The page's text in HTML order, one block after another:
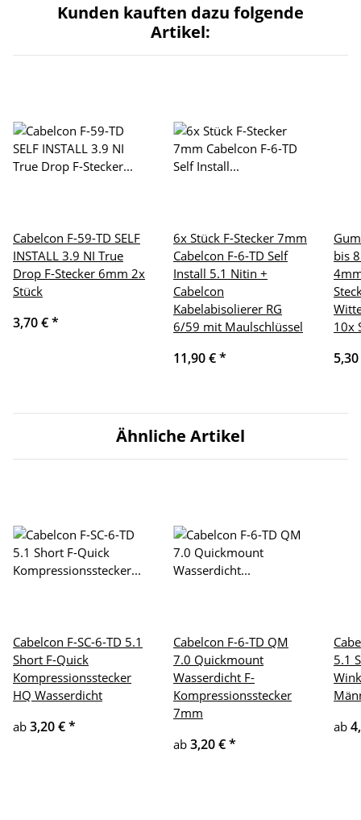
Kunden kauften dazu folgende
Artikel:
Cabelcon F-59-TD SELF
INSTALL 3.9 NI True
Drop F-Stecker 6mm 2x
Stück
3,70 €*
6x Stück F-Stecker 7mm
Cabelcon F-6-TD Self
Install 5.1 Nitin +
Cabelcon
Kabelabisolierer RG
6/59 mit Maulschlüssel
11,90 €*
bis
10x
Ähnliche Artikel
Cabelcon F-SC-6-TD 5.1
Short F-Quick
Kompressionsstecker
HQ Wasserdicht
ab 3,20 €*
Cabelcon F-6-TD QM
7.0 Quickmount
Wasserdicht F-
Kompressionsstecker
7mm
ab 3,20 €*
5.1
ab